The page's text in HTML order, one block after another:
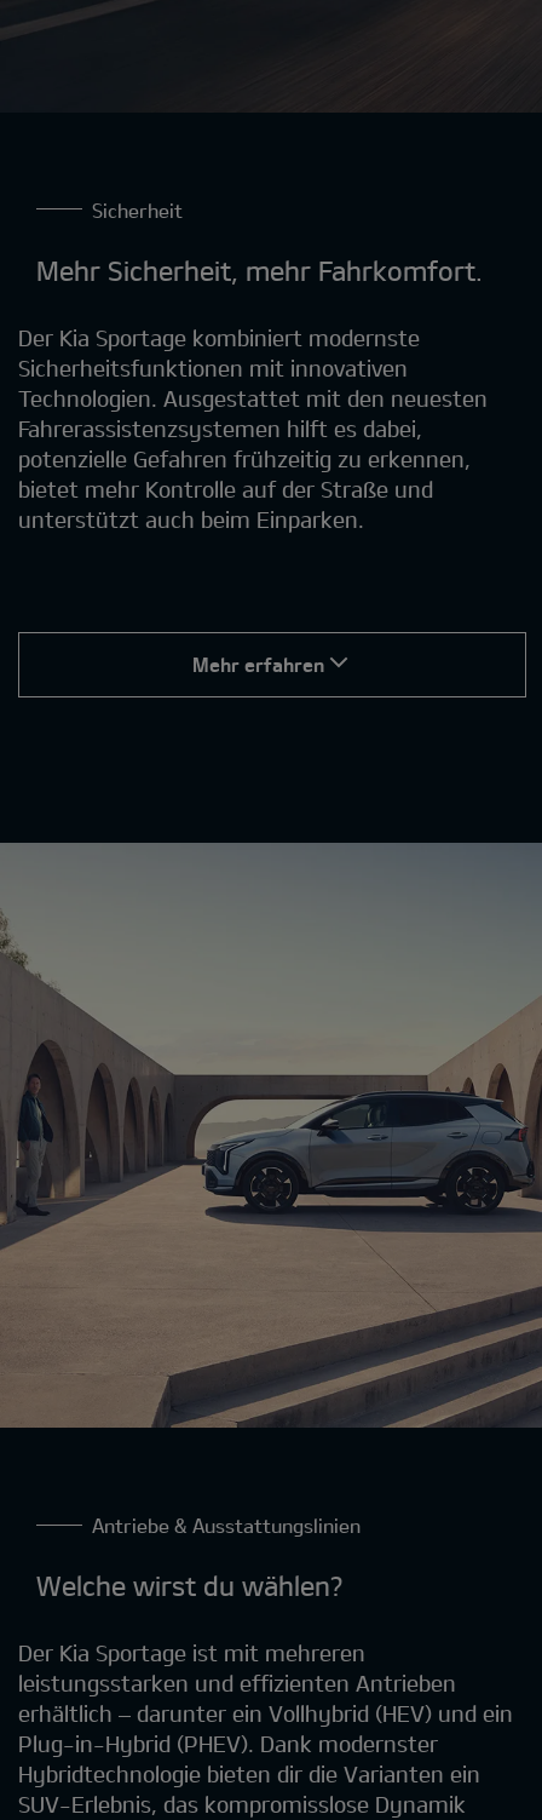
Sicherheit
Mehr Sicherheit, mehr Fahrkomfort.
Der Kia Sportage kombiniert modernste
Sicherheitsfunktionen mit innovativen
Technologien. Ausgestattet mit den neuesten
Fahrerassistenzsystemen hilft es dabei,
potenzielle Gefahren frühzeitig zu erkennen,
bietet mehr Kontrolle auf der Straße und
unterstützt auch beim Einparken.
Mehr erfahren
Antriebe & Ausstattungslinien
Welche wirst du wählen?
Der Kia Sportage ist mit mehreren
leistungsstarken und effizienten Antrieben
erhältlich – darunter ein Vollhybrid (HEV) und ein
Plug-in-Hybrid (PHEV). Dank modernster
Hybridtechnologie bieten dir die Varianten ein
SUV-Erlebnis, das kompromisslose Dynamik